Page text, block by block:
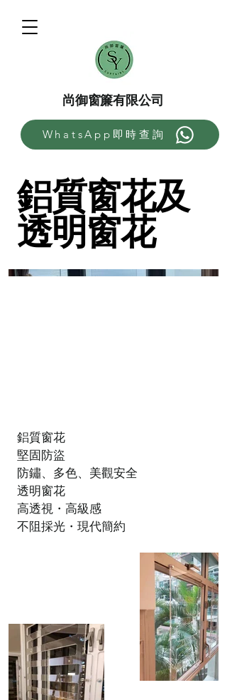
尚御窗簾有限公司
WhatsApp即時查詢
鋁質窗花及
透明窗花
鋁質窗花
堅固防盜
防鏽、多色、美觀安全
透明窗花
高透視・高級感
不阻採光・現代簡約